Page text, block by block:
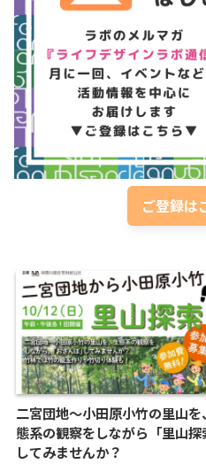
ご登録は
二宮団地〜小田原小竹の里山を
態系の観察をしながら「里山探
してみませんか？